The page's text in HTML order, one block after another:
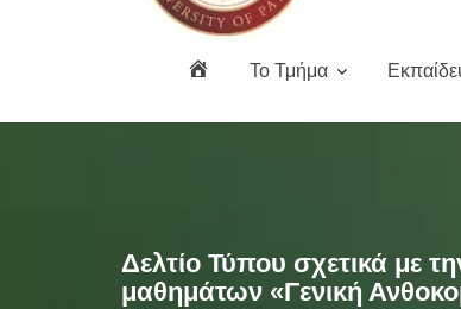
To Τμήμα
Δελτίο Τύπου σχετικά με
μαθημάτων «Γενική